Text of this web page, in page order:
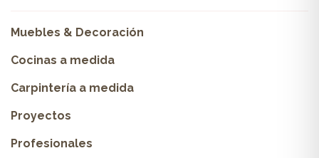
Muebles & Decoración
Cocinas a medida
Carpintería a medida
Proyectos
Profesionales